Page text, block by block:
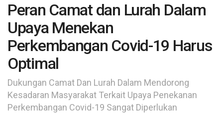
Peran Camat dan Lurah Dalam
Upaya Menekan
Perkembangan Covid-19 Harus
Optimal
Dukungan Camat Dan Lurah Dalam Mendorong
Kesadaran Masyarakat Terkait Upaya Penekanan
Perkembangan Covid-19 Sangat Diperlukan